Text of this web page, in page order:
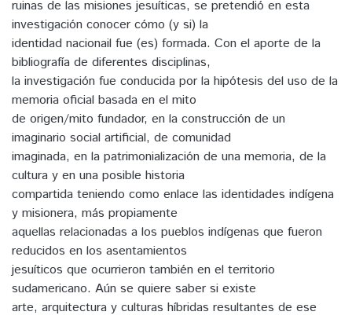
ruinas de las misiones jesuíticas, se pretendió en esta
investigación conocer cómo (y si) la
identidad nacionail fue (es) formada. Con el aporte de la
bibliografía de diferentes disciplinas,
la investigación fue conducida por la hipótesis del uso de la
memoria oficial basada en el mito
de origen/mito fundador, en la construcción de un
imaginario social artificial, de comunidad
imaginada, en la patrimonialización de una memoria, de la
cultura y en una posible historia
compartida teniendo como enlace las identidades indígena
y misionera, más propiamente
aquellas relacionadas a los pueblos indígenas que fueron
reducidos en los asentamientos
jesuíticos que ocurrieron también en el territorio
sudamericano. Aún se quiere saber si existe
arte, arquitectura y culturas híbridas resultantes de ese